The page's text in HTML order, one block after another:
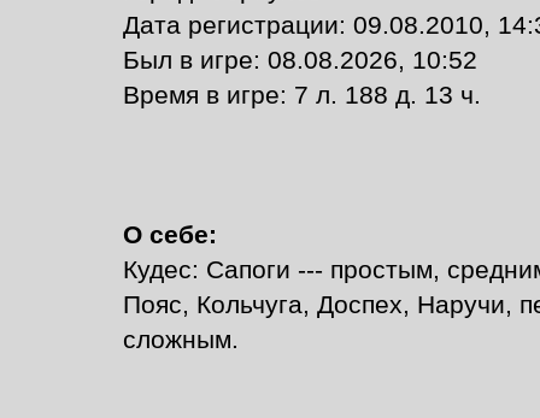
Дата регистрации: 09.08.2010,
Был в игре: 08.08.2026, 10:52
Время в игре: 7 л. 188 д. 13 ч.
О себе:
Кудес: Сапоги --- простым,
Пояс, Кольчуга, Доспех, Наручи,
сложным.